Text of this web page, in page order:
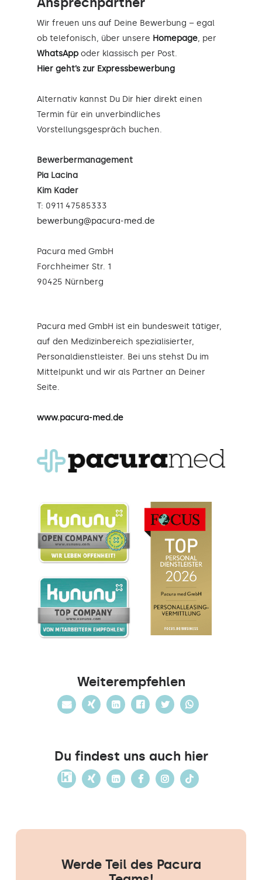
Wir freuen uns auf Deine Bewerbung – egal
ob telefonisch, über unsere Homepage, per
WhatsApp oder klassisch per Post.
Hier geht’s zur Expressbewerbung
Alternativ kannst Du Dir hier direkt einen
Termin für ein unverbindliches
Vorstellungsgespräch buchen.
Bewerbermanagement
Pia Lacina
Kim Kader
T: 0911 47585333
bewerbung@pacura-med.de
Pacura med GmbH
Forchheimer Str. 1
90425 Nürnberg
Pacura med GmbH ist ein bundesweit tätiger,
auf den Medizinbereich spezialisierter,
Personaldienstleister. Bei uns stehst Du im
Mittelpunkt und wir als Partner an Deiner
Seite.
www.pacura-med.de
Weiterempfehlen
Du findest uns auch hier
Werde Teil des Pacura